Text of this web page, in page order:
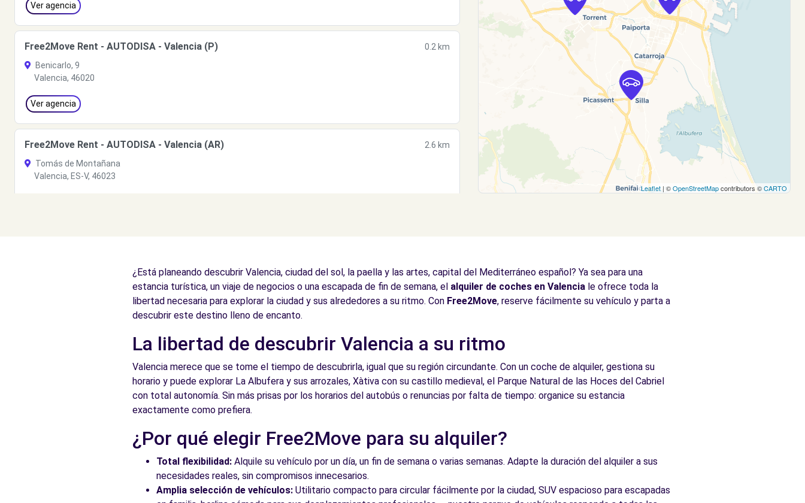
Ver agencia
Free2Move Rent - AUTODISA - Valencia (P)
0.2 km
Benicarlo, 9
Valencia, 46020
Ver agencia
Free2Move Rent - AUTODISA - Valencia (AR)
2.6 km
Tomás de Montañana
Valencia, ES-V, 46023
Free2Move Rent - AUTODISA - Valencia (C)
2.7 km
Free2Move Rent - AUTOMOVILES JUAN GINER - Valencia (P)
3.4 km
Leaflet | ©OpenStreetMapcontributors ©CARTO
¿Está planeando descubrir Valencia, ciudad del sol, la paella y las artes, capital del Mediterráneo español? Ya sea para una
estancia turística, un viaje de negocios o una escapada de fin de semana, el alquiler de coches en Valencia le ofrece toda la
libertad necesaria para explorar la ciudad y sus alrededores a su ritmo. Con Free2Move, reserve fácilmente su vehículo y parta a
descubrir este destino lleno de encanto.
La libertad de descubrir Valencia a su ritmo
Valencia merece que se tome el tiempo de descubrirla, igual que su región circundante. Con un coche de alquiler, gestiona su
horario y puede explorar La Albufera y sus arrozales, Xàtiva con su castillo medieval, el Parque Natural de las Hoces del Cabriel
con total autonomía. Sin más prisas por los horarios del autobús o renuncias por falta de tiempo: organice su estancia
exactamente como prefiera.
¿Por qué elegir Free2Move para su alquiler?
Total flexibilidad: Alquile su vehículo por un día, un fin de semana o varias semanas. Adapte la duración del alquiler a sus
necesidades reales, sin compromisos innecesarios.
Amplia selección de vehículos: Utilitario compacto para circular fácilmente por la ciudad, SUV espacioso para escapadas